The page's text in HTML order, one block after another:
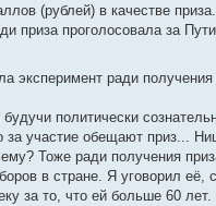
(рублей) в качестве
приза проголосовала за
эксперимент ради
политически
за участие обещают приз...
Тоже ради получения
в стране. Я уговорил
за то, что ей больше 60